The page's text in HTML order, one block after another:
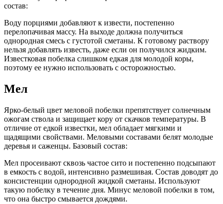
состав:
Воду порциями добавляют к извести, постепенно
перелопачивая массу. На выходе должна получиться
однородная смесь с густотой сметаны. К готовому раствору
нельзя добавлять известь, даже если он получился жидким.
Известковая побелка слишком едкая для молодой коры,
поэтому ее нужно использовать с осторожностью.
Мел
Ярко-белый цвет меловой побелки препятствует солнечным
ожогам ствола и защищает кору от скачков температуры. В
отличие от едкой известки, мел обладает мягкими и
щадящими свойствами. Меловыми составами белят молодые
деревья и саженцы. Базовый состав:
Мел просеивают сквозь частое сито и постепенно подсыпают
в емкость с водой, интенсивно размешивая. Состав доводят до
консистенции однородной жидкой сметаны. Используют
такую побелку в течение дня. Минус меловой побелки в том,
что она быстро смывается дождями.